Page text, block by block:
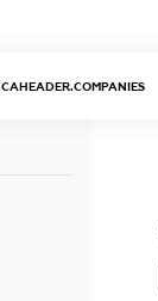
CAHEADER.COMPANIES